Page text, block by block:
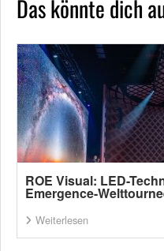
Das könnte dich
ROE Visual: LED-
Emergence-
Weiterlesen